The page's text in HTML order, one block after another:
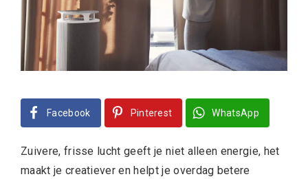
Facebook Pinterest WhatsApp
Zuivere, frisse lucht geeft je niet alleen energie, het
maakt je creatiever en helpt je overdag betere